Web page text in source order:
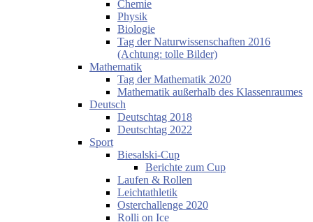
Chemie
Physik
Biologie
Tag der Naturwissenschaften 2016
(Achtung: tolle Bilder)
Mathematik
Tag der Mathematik 2020
Mathematik außerhalb des Klassenraumes
Deutsch
Deutschtag 2018
Deutschtag 2022
Sport
Biesalski-Cup
Berichte zum Cup
Laufen & Rollen
Leichtathletik
Osterchallenge 2020
Rolli on Ice